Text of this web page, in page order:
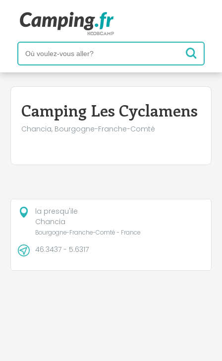
Camping Les Cyclamens
Chancia, Bourgogne-Franche-Comté
+
−
la presqu'ile
Chancia
Bourgogne-Franche-Comté - France
46.3437 - 5.6317